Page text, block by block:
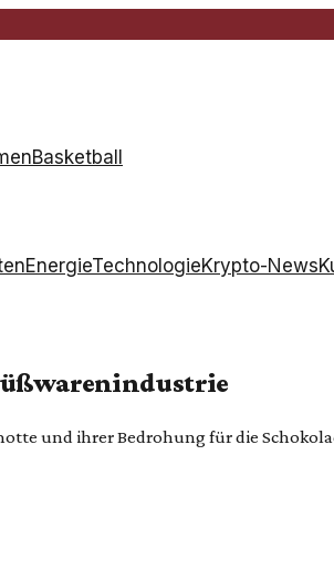
Basketball
EnergieTechnologieKrypto-News
und ihrer Bedrohung für die